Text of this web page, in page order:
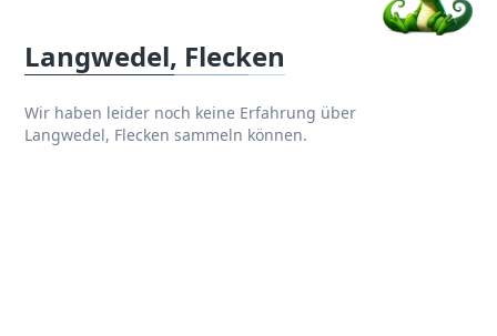
Langwedel, Flecken
Wir haben leider noch keine Erfahrung über
Langwedel, Flecken sammeln können.